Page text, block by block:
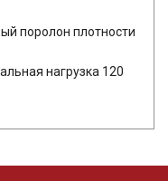
поролон плотности
нагрузка 120